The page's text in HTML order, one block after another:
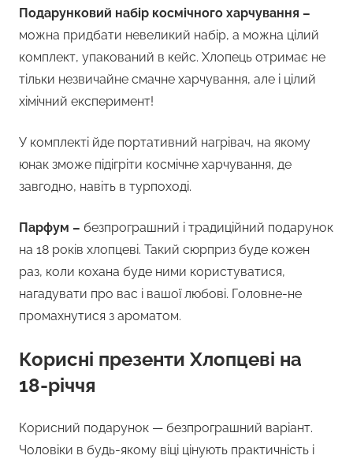
Подарунковий набір космічного харчування –
можна придбати невеликий набір, а можна цілий
комплект, упакований в кейс. Хлопець отримає не
тільки незвичайне смачне харчування, але і цілий
хімічний експеримент!
У комплекті йде портативний нагрівач, на якому
юнак зможе підігріти космічне харчування, де
завгодно, навіть в турпоході.
Парфум – безпрограшний і традиційний подарунок
на 18 років хлопцеві. Такий сюрприз буде кожен
раз, коли кохана буде ними користуватися,
нагадувати про вас і вашої любові. Головне-не
промахнутися з ароматом.
Корисні презенти Хлопцеві на
18-річчя
Корисний подарунок — безпрограшний варіант.
Чоловіки в будь-якому віці цінують практичність і